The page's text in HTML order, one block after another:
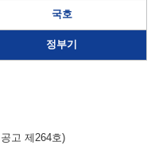
국호
정부기
고 제264호)